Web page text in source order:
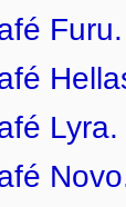
Furu.
Lyra.